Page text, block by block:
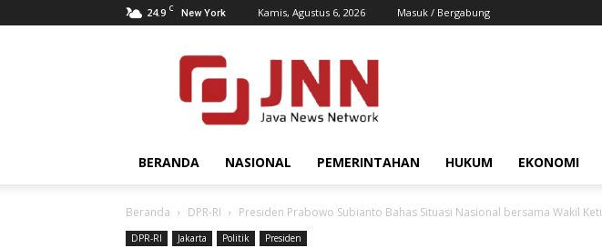
24.9 C New York Kamis, Agustus 6, 2026 Masuk / Bergabung
JNN.co.id
BERANDA NASIONAL PEMERINTAHAN HUKUM EKONOMI
Beranda DPR-RI Presiden Prabowo Subianto Bahas Situasi Nasional bersama Wakil
DPR-RI Jakarta Politik Presiden